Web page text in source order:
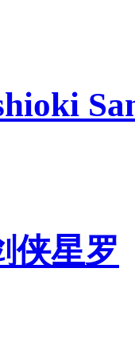
侠星罗